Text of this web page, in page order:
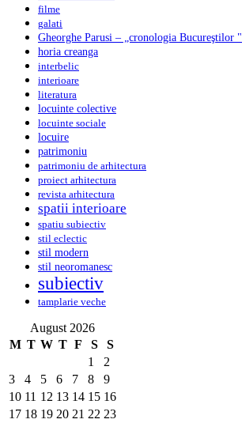
filme
galati
Gheorghe Parusi – „cronologia Bucureştilor "
horia creanga
interbelic
interioare
literatura
locuinte colective
locuinte sociale
locuire
patrimoniu
patrimoniu de arhitectura
proiect arhitectura
revista arhitectura
spatii interioare
spatiu subiectiv
stil eclectic
stil modern
stil neoromanesc
subiectiv
tamplarie veche
August 2026
M T W T F S
S
1
2
3
4 5 6 7 8
9
10 11 12 13 14 15 16
17 18 19 20 21 22 23